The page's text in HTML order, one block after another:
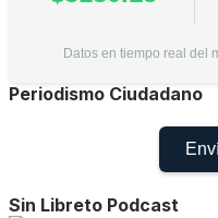
Datos en tiempo real del
Periodismo Ciudadano
Sin Libreto Podcast